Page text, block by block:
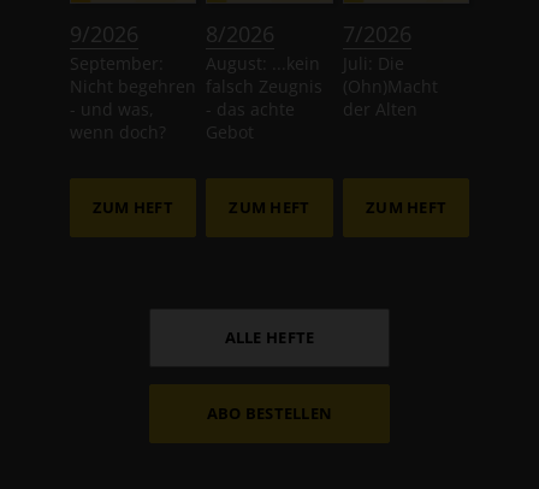
9/2026
September:
Nicht begehren
- und was,
wenn doch?
ZUM HEFT
8/2026
August: ...kein
falsch Zeugnis
- das achte
Gebot
ZUM HEFT
7/2026
Juli: Die
(Ohn)Macht
der Alten
ZUM HEFT
ALLE HEFTE
ABO BESTELLEN